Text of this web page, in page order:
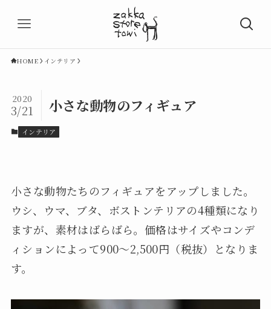
HOME インテリア
小さな動物のフィギュア
2020
3/21
インテリア
小さな動物たちのフィギュアをアップしました。
ウシ、ウマ、ブタ、ボストンテリアの4種類になり
ますが、素材はばらばら。価格はサイズやコンデ
ィションによって900～2,500円（税抜）となりま
す。